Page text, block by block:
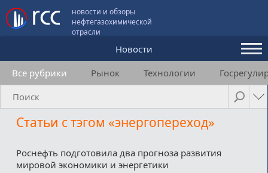
новости и обзоры
нефтегазохимической
отрасли
Новости
Аналитика и мнения
Видео
Все рубрики Рынок Технологии
Статьи с тэгом «энергопереход»
Роснефть подготовила два прогноза развития
мировой экономики и энергетики